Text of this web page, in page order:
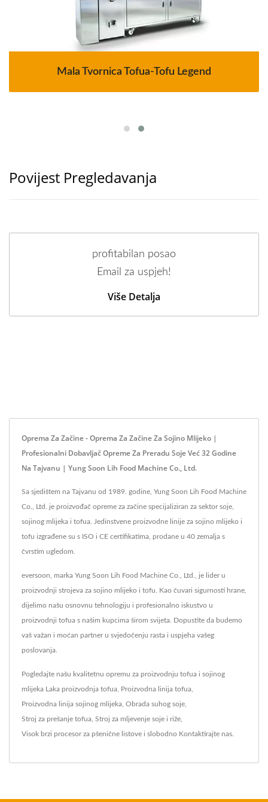
Mala Tvornica Tofua-Tofu Legend
Povijest Pregledavanja
profitabilan posao
Email za uspjeh!
Više Detalja
Oprema Za Začine - Oprema Za Začine Za Sojino Mlijeko |
Profesionalni Dobavljač Opreme Za Preradu Soje Već 32 Godine
Na Tajvanu | Yung Soon Lih Food Machine Co., Ltd.
Sa sjedištem na Tajvanu od 1989. godine, Yung Soon Lih Food Machine
Co., Ltd. je proizvođač opreme za začine specijaliziran za sektor soje,
sojinog mlijeka i tofua. Jedinstvene proizvodne linije za sojino mlijeko i
tofu izgrađene su s ISO i CE certifikatima, prodane u 40 zemalja s
čvrstim ugledom.
eversoon, marka Yung Soon Lih Food Machine Co., Ltd., je lider u
proizvodnji strojeva za sojino mlijeko i tofu. Kao čuvari sigurnosti hrane,
dijelimo našu osnovnu tehnologiju i profesionalno iskustvo u
proizvodnji tofua s našim kupcima širom svijeta. Dopustite da budemo
vaš važan i moćan partner u svjedočenju rasta i uspjeha vašeg
poslovanja.
Pogledajte našu kvalitetnu opremu za proizvodnju tofua i sojinog
mlijeka Laka proizvodnja tofua Proizvodna linija tofua
Proizvodna linija sojinog mlijeka Obrada suhog soje
Stroj za prešanje tofua Stroj za mljevenje soje i riže
Visok brzi procesor za pšenične listove i slobodno Kontaktirajte nas